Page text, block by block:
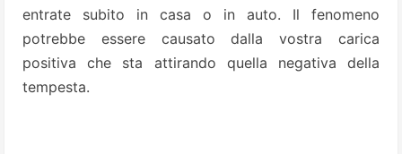
entrate subito in casa o in auto. Il fenomeno
potrebbe essere causato dalla vostra carica
positiva che sta attirando quella negativa della
tempesta.